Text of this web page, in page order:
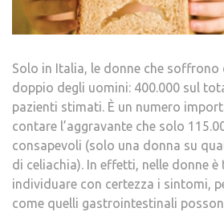
Solo in Italia, le donne che
doppio degli uomini: 400.000 sul
pazienti stimati. È un numero
contare l’aggravante che solo
consapevoli (solo una donna su
di celiachia). In effetti, nelle donne
individuare con certezza i sintomi,
come quelli gastrointestinali